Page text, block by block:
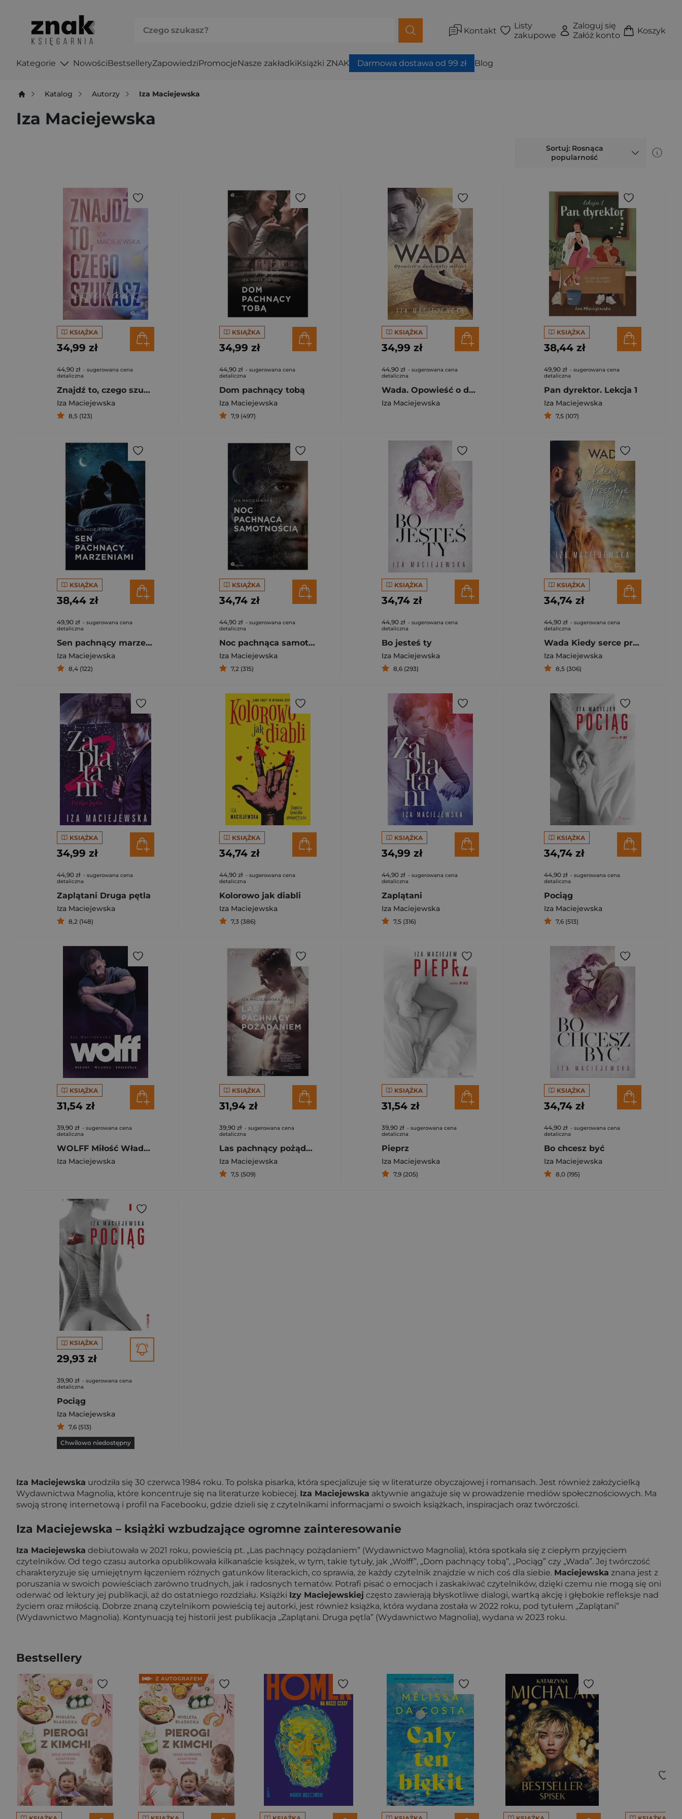
Kontakt
Listy
zakupowe
Zaloguj się
Załóż konto
Koszyk
Kategorie NowościBestselleryZapowiedziPromocjeNasze zakładkiKsiążki ZNAK Darmowa dostawa od 99 zł Blog
Katalog Autorzy Iza Maciejewska
Iza Maciejewska
Sortuj: Rosnąca
popularność
KSIĄŻKA
34,99 zł
44,90 zł - sugerowana cena
detaliczna
Znajdź to, czego szukasz
Iza Maciejewska
8,5 (123)
KSIĄŻKA
34,99 zł
44,90 zł - sugerowana cena
detaliczna
Dom pachnący tobą
Iza Maciejewska
7,9 (497)
KSIĄŻKA
34,99 zł
44,90 zł - sugerowana cena
detaliczna
Wada. Opowieść o doskonałej miłości
Iza Maciejewska
KSIĄŻKA
38,44 zł
49,90 zł - sugerowana cena
detaliczna
Pan dyrektor. Lekcja 1
Iza Maciejewska
7,5 (107)
KSIĄŻKA
38,44 zł
49,90 zł - sugerowana cena
detaliczna
Sen pachnący marzeniami
Iza Maciejewska
8,4 (122)
KSIĄŻKA
34,74 zł
44,90 zł - sugerowana cena
detaliczna
Noc pachnąca samotnością
Iza Maciejewska
7,2 (315)
KSIĄŻKA
34,74 zł
44,90 zł - sugerowana cena
detaliczna
Bo jesteś ty
Iza Maciejewska
8,6 (293)
KSIĄŻKA
34,74 zł
44,90 zł - sugerowana cena
detaliczna
Wada Kiedy serce przestaje bić
Iza Maciejewska
8,5 (306)
KSIĄŻKA
34,99 zł
44,90 zł - sugerowana cena
detaliczna
Zaplątani Druga pętla
Iza Maciejewska
8,2 (148)
KSIĄŻKA
34,74 zł
44,90 zł - sugerowana cena
detaliczna
Kolorowo jak diabli
Iza Maciejewska
7,3 (386)
KSIĄŻKA
34,99 zł
44,90 zł - sugerowana cena
detaliczna
Zaplątani
Iza Maciejewska
7,5 (316)
KSIĄŻKA
34,74 zł
44,90 zł - sugerowana cena
detaliczna
Pociąg
Iza Maciejewska
7,6 (513)
KSIĄŻKA
31,54 zł
39,90 zł - sugerowana cena
detaliczna
WOLFF Miłość Władza Epilepsja
Iza Maciejewska
KSIĄŻKA
31,94 zł
39,90 zł - sugerowana cena
detaliczna
Las pachnący pożądaniem
Iza Maciejewska
7,5 (509)
KSIĄŻKA
31,54 zł
39,90 zł - sugerowana cena
detaliczna
Pieprz
Iza Maciejewska
7,9 (205)
KSIĄŻKA
34,74 zł
44,90 zł - sugerowana cena
detaliczna
Bo chcesz być
Iza Maciejewska
8,0 (195)
KSIĄŻKA
29,93 zł
39,90 zł - sugerowana cena
detaliczna
Pociąg
Iza Maciejewska
7,6 (513)
Chwilowo niedostępny
Iza Maciejewska urodziła się 30 czerwca 1984 roku. To polska pisarka, która specjalizuje się w literaturze obyczajowej i romansach. Jest również założycielką
Wydawnictwa Magnolia, które koncentruje się na literaturze kobiecej. Iza Maciejewska aktywnie angażuje się w prowadzenie mediów społecznościowych. Ma
swoją stronę internetową i profil na Facebooku, gdzie dzieli się z czytelnikami informacjami o swoich książkach, inspiracjach oraz twórczości.
Iza Maciejewska – książki wzbudzające ogromne zainteresowanie
Iza Maciejewska debiutowała w 2021 roku, powieścią pt. „Las pachnący pożądaniem” (Wydawnictwo Magnolia), która spotkała się z ciepłym przyjęciem
czytelników. Od tego czasu autorka opublikowała kilkanaście książek, w tym, takie tytuły, jak „Wolff”, „Dom pachnący tobą”, „Pociąg” czy „Wada”. Jej twórczość
charakteryzuje się umiejętnym łączeniem różnych gatunków literackich, co sprawia, że każdy czytelnik znajdzie w nich coś dla siebie. Maciejewska znana jest z
poruszania w swoich powieściach zarówno trudnych, jak i radosnych tematów. Potrafi pisać o emocjach i zaskakiwać czytelników, dzięki czemu nie mogą się oni
oderwać od lektury jej publikacji, aż do ostatniego rozdziału. Książki Izy Maciejewskiej często zawierają błyskotliwe dialogi, wartką akcję i głębokie refleksje nad
życiem oraz miłością. Dobrze znaną czytelnikom powieścią tej autorki, jest również książka, która wydana została w 2022 roku, pod tytułem „Zaplątani”
(Wydawnictwo Magnolia). Kontynuacją tej historii jest publikacja „Zaplątani. Druga pętla” (Wydawnictwo Magnolia), wydana w 2023 roku.
Bestsellery